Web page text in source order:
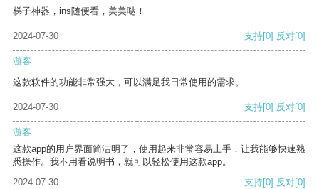
梯子神器，ins随便看，美美哒！
2024-07-30 支持[0] 反对[0]
游客
这款软件的功能非常强大，可以满足我日常使用的需求。
2024-07-30 支持[0] 反对[0]
游客
这款app的用户界面简洁明了，使用起来非常容易上手，让我能够快速熟
悉操作。我不用看说明书，就可以轻松使用这款app。
2024-07-30
支持[0] 反对[0]